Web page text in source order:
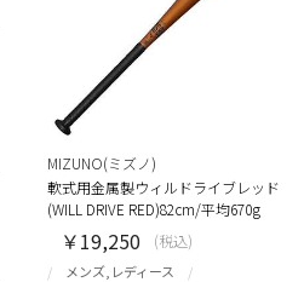
MIZUNO(ミズノ)
軟式用金属製ウィルドライブレッド
(WILL DRIVE RED)82cm/平均670g
メンズ,レディース
￥19,250 (税込)